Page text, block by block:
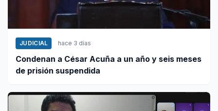
JUDICIAL hace 3 días
Condenan a César Acuña a un año y seis meses
de prisión suspendida